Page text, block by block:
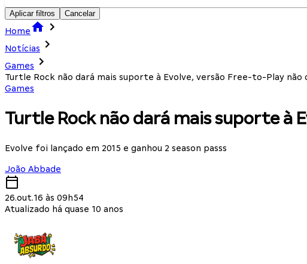
Aplicar filtros Cancelar
Home
Notícias
Games
Turtle Rock não dará mais suporte à Evolve, versão Free-to-Play não
Games
Turtle Rock não dará mais suporte à
Evolve foi lançado em 2015 e ganhou 2 season passs
João Abbade
26.out.16 às 09h54
Atualizado há quase 10 anos